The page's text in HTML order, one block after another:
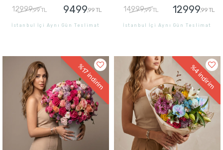
12999,99 TL 9499,99 TL
İstanbul İçi Aynı Gün Teslimat
14999,99 TL 12999,99 TL
İstanbul İçi Aynı Gün Teslimat
%17
indirim
%4
indirim